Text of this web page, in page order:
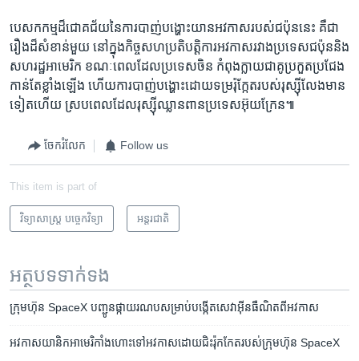
បេសកកម្មដ៏ជោគជ័យនៃ​ការ​បាញ់​បង្ហោះ​យានអវកាស​របស់​ជប៉ុន​នេះ​ គឺ​ជា​
រឿង​ដ៏​សំខាន់​មួយ​ នៅក្នុង​កិច្ចសហ​ប្រតិបត្តិការអវកាស​រវាងប្រទេស​ជប៉ុន​និង​
សហរដ្ឋ​អាមេរិក​ ខណៈ​ពេល​ដែល​ប្រទេស​ចិន​ កំពុង​ក្លាយ​ជា​គូប្រកួត​ប្រជែង​
កាន់​តែ​ខ្លាំង​ឡើង ហើយ​ការ​បាញ់​បង្ហោះ​ដោយទម្រ​រ៉ុក្កែត​របស់​រុស្ស៊ីលែង​មាន​
ទៀត​ហើយ​ ​ស្រប​ពេល​ដែល​រុស្ស៊ី​ឈ្លានពានប្រទេស​អ៊ុយក្រែន៕
ចែករំលែក Follow us
This item is part of
វិទ្យាសាស្ត្រ បច្ចេកវិទ្យា អន្តរជាតិ
អត្ថបទ​ទាក់ទង
ក្រុមហ៊ុន SpaceX បញ្ជូន​ផ្កាយរណប​​សម្រាប់​បង្កើត​​សេវា​អ៊ីនធឺណិត​ពី​អវកាស
អវកាសយានិក​អាមេរិកាំង​ហោះ​ទៅ​​អវកាស​ដោយ​ជិះ​រ៉ុកកែត​របស់​ក្រុមហ៊ុន SpaceX